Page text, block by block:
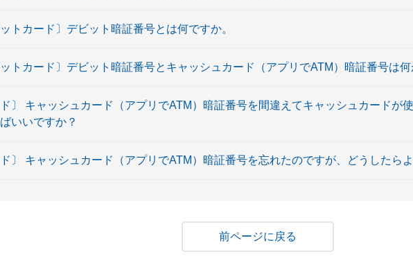
ットカード〕デビット暗証番号とは何ですか。
ットカード〕デビット暗証番号とキャッシュカード（アプリでATM）暗証番号は
ド〕 キャッシュカード（アプリでATM）暗証番号を間違えてキャッシュカードが
いいですか？
ド〕 キャッシュカード（アプリでATM）暗証番号を忘れたのですが、どうしたら
戻る